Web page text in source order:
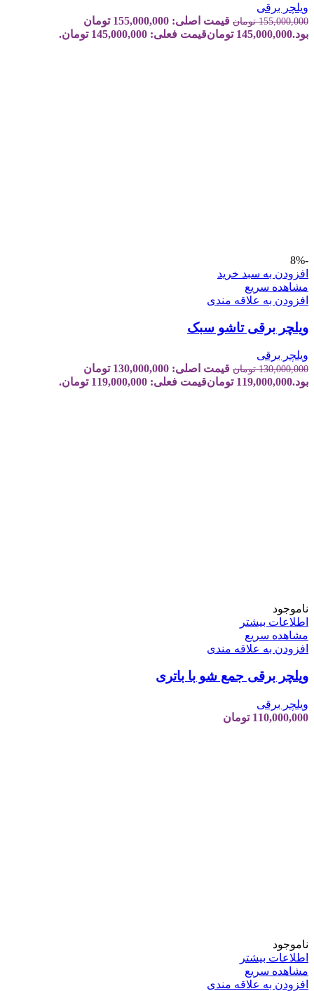
ویلچر برقی
155,000,000 تومان
قیمت اصلی: 155,000,000 تومان
بود.145,000,000 تومانقیمت فعلی: 145,000,000 تومان.
-8%
افزودن به سبد خرید
مشاهده سریع
افزودن به علاقه مندی
ویلچر برقی تاشو سبک
ویلچر برقی
130,000,000 تومان
قیمت اصلی: 130,000,000 تومان
بود.119,000,000 تومانقیمت فعلی: 119,000,000 تومان.
ناموجود
اطلاعات بیشتر
مشاهده سریع
افزودن به علاقه مندی
ویلچر برقی جمع شو با باتری
ویلچر برقی
110,000,000 تومان
ناموجود
اطلاعات بیشتر
مشاهده سریع
افزودن به علاقه مندی